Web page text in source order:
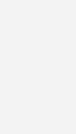
BLICK
Nach dem
kommenden
weiter. Zu Gast
Erlangen. Ziel ist
den